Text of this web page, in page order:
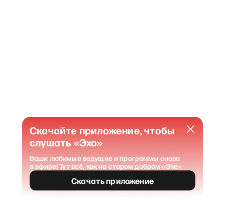
404 Страница не найдена.
Скачайте приложение, чтобы
слушать «Эхо»
Ваши любимые ведущие и программы снова
в эфире! Тут всё, как на старом добром «Эхе»
Скачать приложение